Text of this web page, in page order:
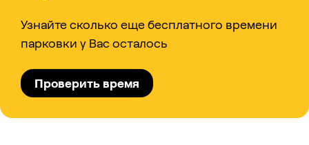
Узнайте сколько еще бесплатного времени
парковки у Вас осталось
Проверить время